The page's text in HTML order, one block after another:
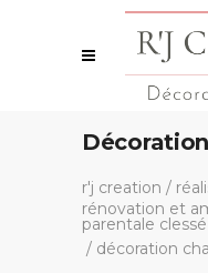
r'j creation /
rénovation et
parentale clessé
/ décoration